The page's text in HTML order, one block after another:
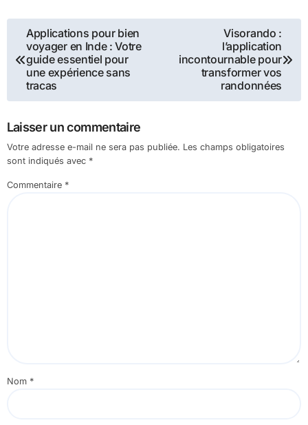
Navigation
de
l’article
Applications pour bien
voyager en Inde : Votre
guide essentiel pour
une expérience sans
tracas
Visorando :
l’application
incontournable pour
transformer vos
randonnées
Laisser un commentaire
Votre adresse e-mail ne sera pas publiée. Les champs obligatoires
sont indiqués avec *
Commentaire *
Nom *